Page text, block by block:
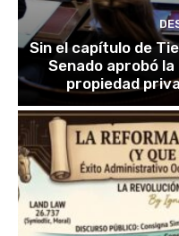
Sin el capítulo de
Senado aprobó
propiedad